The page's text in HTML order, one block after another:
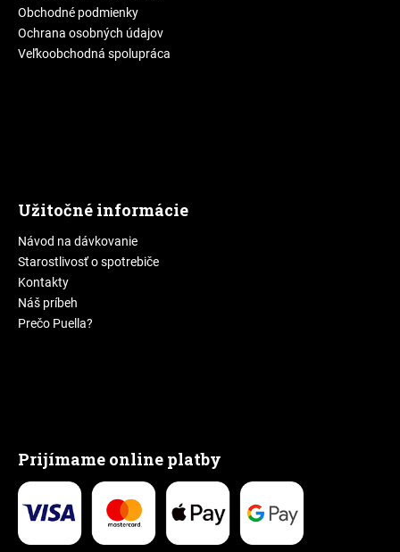
Obchodné podmienky
Ochrana osobných údajov
Veľkoobchodná spolupráca
Užitočné informácie
Návod na dávkovanie
Starostlivosť o spotrebiče
Kontakty
Náš príbeh
Prečo Puella?
Prijímame online platby